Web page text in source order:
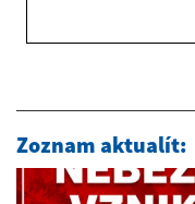
Zoznam aktualít: